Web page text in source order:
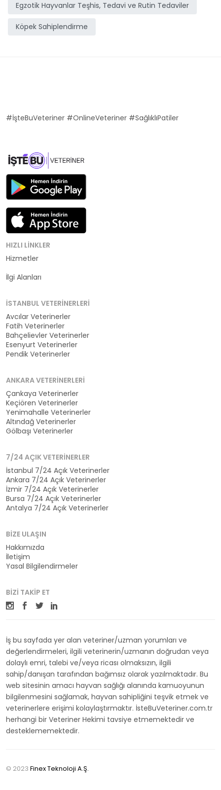
Egzotik Hayvanlar Teşhis, Tedavi ve Rutin Tedaviler
Köpek Sahiplendirme
#İşteBuVeteriner #OnlineVeteriner #SağlıklıPatiler
HIZLI LINKLER
Hizmetler
İlgi Alanları
İSTANBUL VETERINERLERI
Avcılar Veterinerler
Fatih Veterinerler
Bahçelievler Veterinerler
Esenyurt Veterinerler
Pendik Veterinerler
ANKARA VETERINERLERI
Çankaya Veterinerler
Keçiören Veterinerler
Yenimahalle Veterinerler
Altındağ Veterinerler
Gölbaşı Veterinerler
7/24 AÇIK VETERINERLER
İstanbul 7/24 Açık Veterinerler
Ankara 7/24 Açık Veterinerler
İzmir 7/24 Açık Veterinerler
Bursa 7/24 Açık Veterinerler
Antalya 7/24 Açık Veterinerler
BIZE ULAŞIN
Hakkımızda
İletişim
Yasal Bilgilendirmeler
BIZI TAKIP ET
İş bu sayfada yer alan veteriner/uzman yorumları ve
değerlendirmeleri, ilgili veterinerin/uzmanın doğrudan veya
dolaylı emri, talebi ve/veya ricası olmaksızın, ilgili
sahip/danışan tarafından bağımsız olarak yazılmaktadır. Bu
web sitesinin amacı hayvan sağlığı alanında kamuoyunun
bilgilenmesini sağlamak, hayvan sahipliğini teşvik etmek ve
veterinerlere erişimi kolaylaştırmaktır. İsteBuVeteriner.com.tr
herhangi bir Veteriner Hekimi tavsiye etmemektedir ve
desteklememektedir.
© 2023 Finex Teknoloji A.Ş.